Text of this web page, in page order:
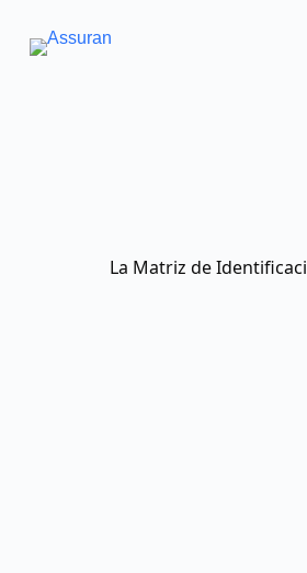
La Matriz de